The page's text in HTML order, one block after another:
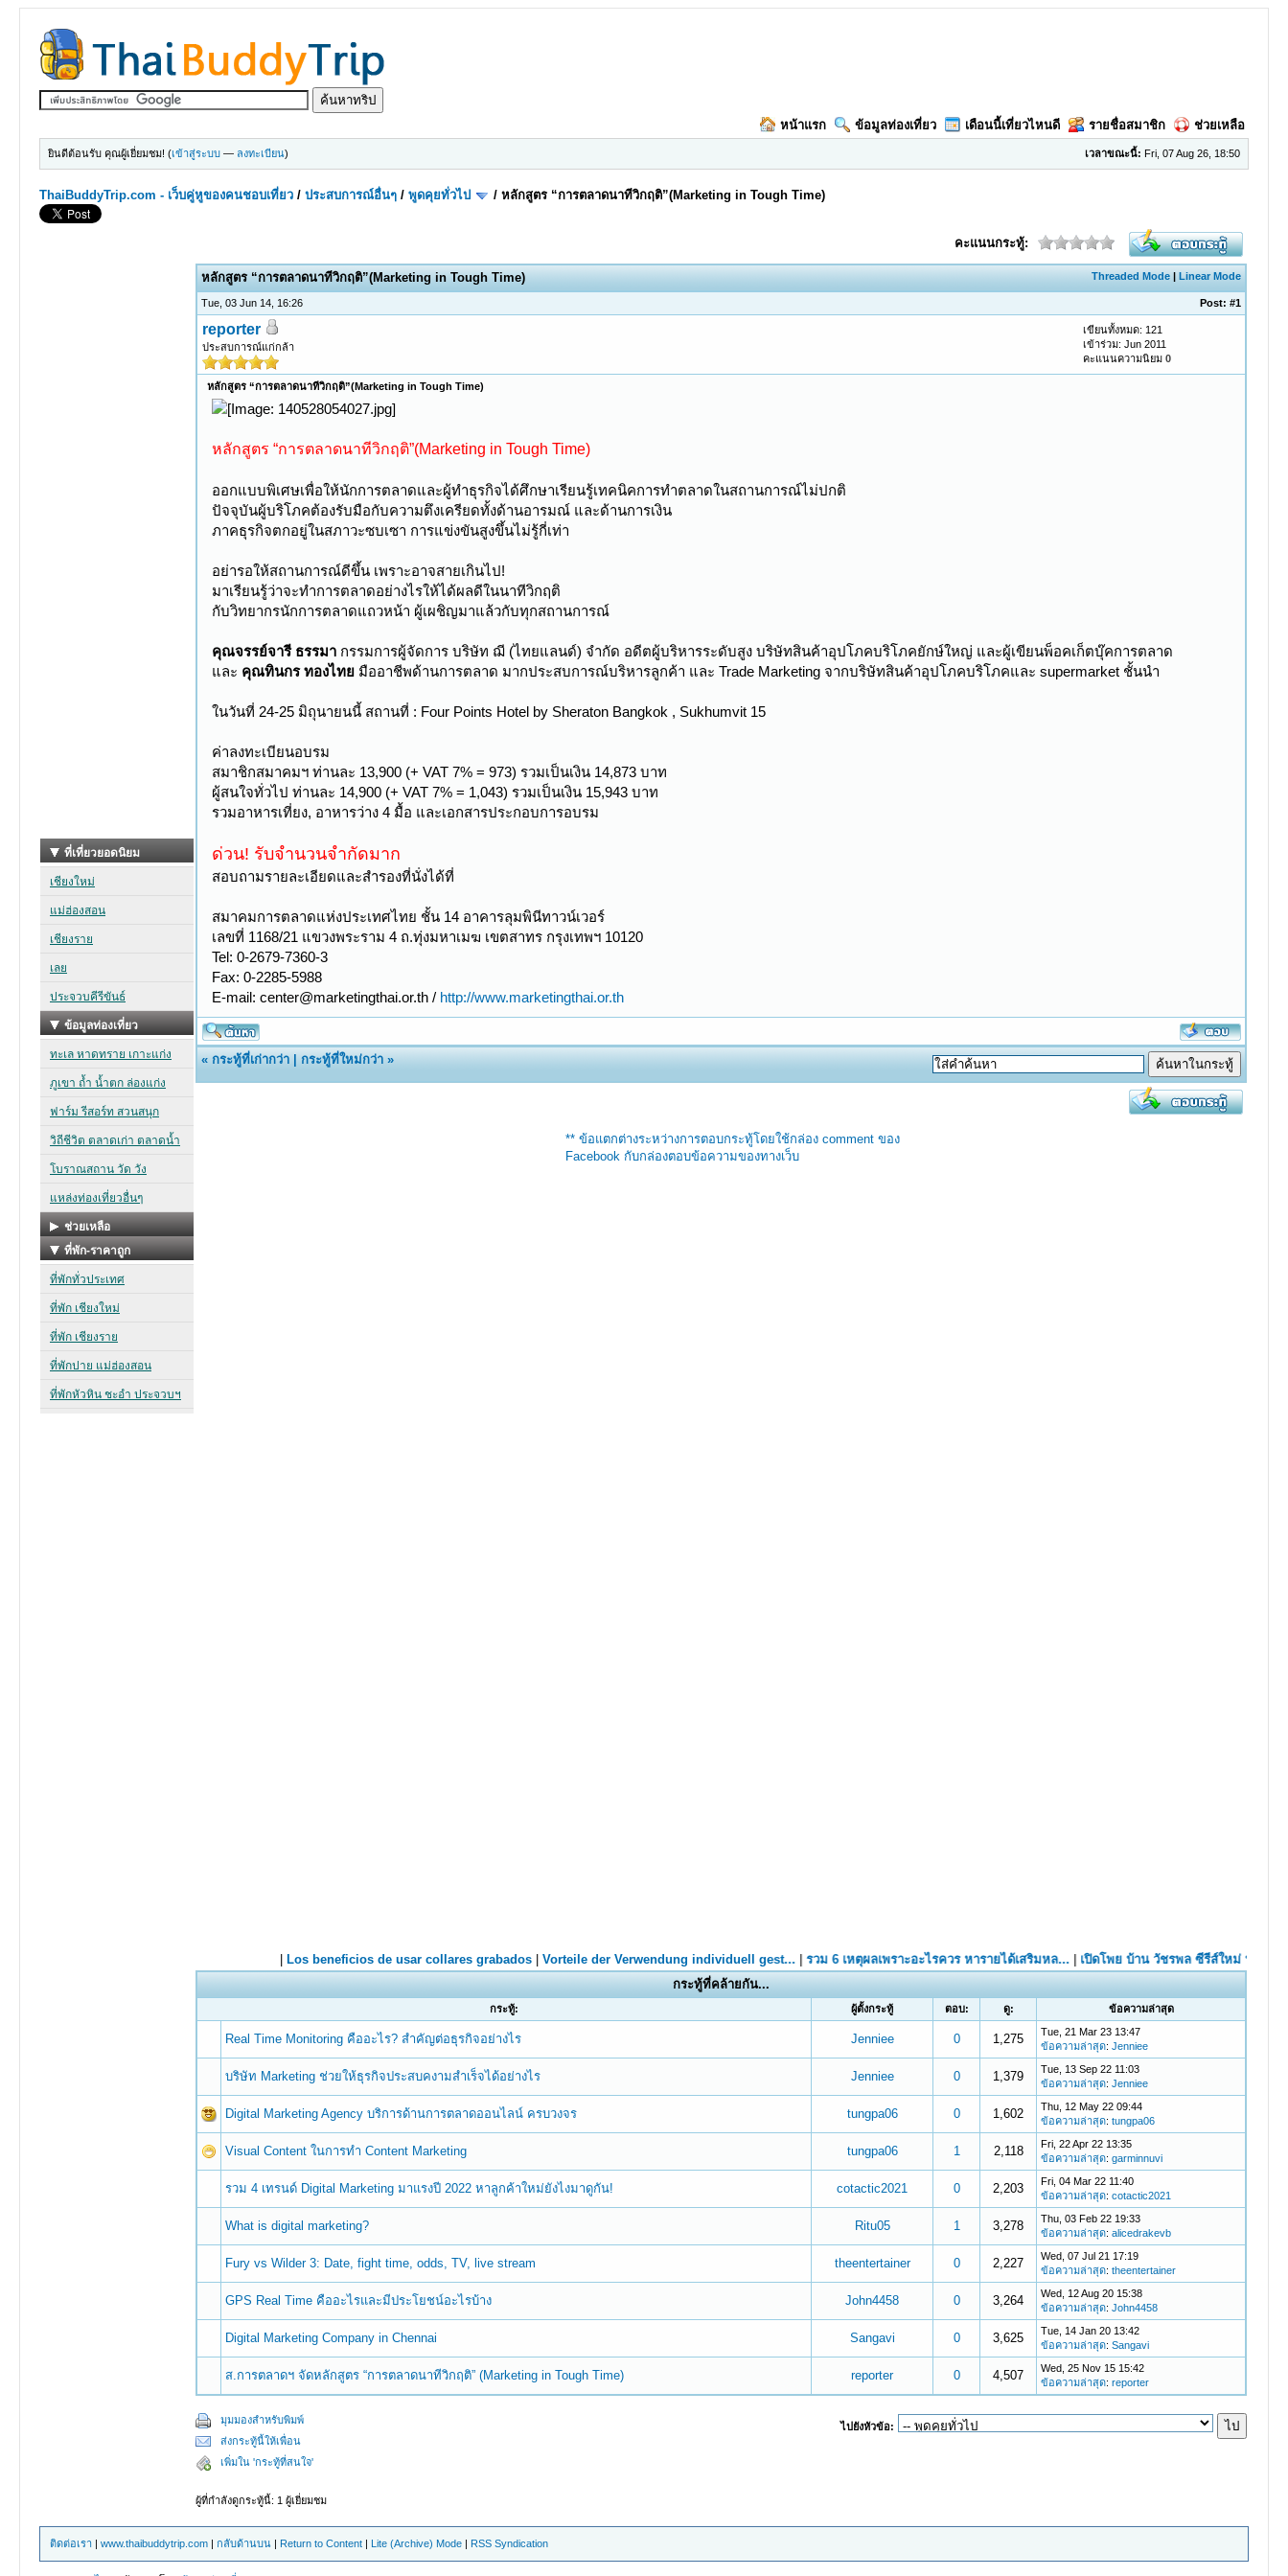
หน้าแรก ข้อมูลท่องเที่ยว เดือนนี้เที่ยวไหนดี รายชื่อสมาชิก ช่วยเหลือ
เวลาขณะนี้: Fri, 07 Aug 26, 18:50
ยินดีต้อนรับ คุณผู้เยี่ยมชม! (เข้าสู่ระบบ — ลงทะเบียน)
ThaiBuddyTrip.com - เว็บคู่หูของคนชอบเที่ยว /ประสบการณ์อื่นๆ /พูดคุยทั่วไป /หลักสูตร “การตลาดนาทีวิกฤติ”(Marketing in Tough Time)
คะแนนกระทู้:
Threaded Mode |Linear Mode
หลักสูตร “การตลาดนาทีวิกฤติ”(Marketing in Tough Time)
Tue, 03 Jun 14, 16:26 Post:#1
reporter
ประสบการณ์แก่กล้า
เขียนทั้งหมด: 121
เข้าร่วม: Jun 2011
คะแนนความนิยม0
หลักสูตร “การตลาดนาทีวิกฤติ”(Marketing in Tough Time)
หลักสูตร “การตลาดนาทีวิกฤติ”(Marketing in Tough Time)
ออกแบบพิเศษเพื่อให้นักการตลาดและผู้ทำธุรกิจได้ศึกษาเรียนรู้เทคนิคการทำตลาดในสถานการณ์ไม่ปกติ
ปัจจุบันผู้บริโภคต้องรับมือกับความตึงเครียดทั้งด้านอารมณ์ และด้านการเงิน
ภาคธุรกิจตกอยู่ในสภาวะซบเซา การแข่งขันสูงขึ้นไม่รู้กี่เท่า
อย่ารอให้สถานการณ์ดีขึ้น เพราะอาจสายเกินไป!
มาเรียนรู้ว่าจะทำการตลาดอย่างไรให้ได้ผลดีในนาทีวิกฤติ
กับวิทยากรนักการตลาดแถวหน้า ผู้เผชิญมาแล้วกับทุกสถานการณ์
คุณจรรย์จารี ธรรมา กรรมการผู้จัดการ บริษัท ฌี (ไทยแลนด์) จำกัด อดีตผู้บริหารระดับสูง บริษัทสินค้าอุปโภคบริโภคยักษ์ใหญ่ และผู้เขียนพ็อคเก็ตบุ๊คการตลาด
และ คุณทินกร ทองไทย มืออาชีพด้านการตลาด มากประสบการณ์บริหารลูกค้า และ Trade Marketing จากบริษัทสินค้าอุปโภคบริโภคและ supermarket ชั้นนำ
ในวันที่ 24-25 มิถุนายนนี้ สถานที่ : Four Points Hotel by Sheraton Bangkok , Sukhumvit 15
ค่าลงทะเบียนอบรม
สมาชิกสมาคมฯ ท่านละ 13,900 (+ VAT 7% = 973) รวมเป็นเงิน 14,873 บาท
ผู้สนใจทั่วไป ท่านละ 14,900 (+ VAT 7% = 1,043) รวมเป็นเงิน 15,943 บาท
รวมอาหารเที่ยง, อาหารว่าง 4 มื้อ และเอกสารประกอบการอบรม
ด่วน! รับจำนวนจำกัดมาก
สอบถามรายละเอียดและสำรองที่นั่งได้ที่
สมาคมการตลาดแห่งประเทศไทย ชั้น 14 อาคารลุมพินีทาวน์เวอร์
เลขที่ 1168/21 แขวงพระราม 4 ถ.ทุ่งมหาเมฆ เขตสาทร กรุงเทพฯ 10120
Tel: 0-2679-7360-3
Fax: 0-2285-5988
E-mail: center@marketingthai.or.th / http://www.marketingthai.or.th
«กระทู้ที่เก่ากว่า |กระทู้ที่ใหม่กว่า »
** ข้อแตกต่างระหว่างการตอบกระทู้โดยใช้กล่อง comment ของ
Facebook กับกล่องตอบข้อความของทางเว็บ
กระทู้ที่คล้ายกัน...
กระทู้: ผู้ตั้งกระทู้ ตอบ: ดู: ข้อความล่าสุด
Real Time Monitoring คืออะไร?​ สำคัญต่อธุรกิจอย่างไร Jenniee 0 1,275
Tue, 21 Mar 23 13:47
ข้อความล่าสุด:Jenniee
บริษัท Marketing ช่วยให้ธุรกิจประสบคงามสำเร็จได้อย่างไร Jenniee 0 1,379
Tue, 13 Sep 22 11:03
ข้อความล่าสุด:Jenniee
Digital Marketing Agency บริการด้านการตลาดออนไลน์ ครบวงจร tungpa06 0 1,602
Thu, 12 May 22 09:44
ข้อความล่าสุด:tungpa06
Visual Content ในการทำ Content Marketing tungpa06 1 2,118
Fri, 22 Apr 22 13:35
ข้อความล่าสุด:garminnuvi
รวม 4 เทรนด์ Digital Marketing มาแรงปี 2022 หาลูกค้าใหม่ยังไงมาดูกัน! cotactic2021 0 2,203
Fri, 04 Mar 22 11:40
ข้อความล่าสุด:cotactic2021
What is digital marketing? Ritu05 1 3,278
Thu, 03 Feb 22 19:33
ข้อความล่าสุด:alicedrakevb
Fury vs Wilder 3: Date, fight time, odds, TV, live stream theentertainer 0 2,227
Wed, 07 Jul 21 17:19
ข้อความล่าสุด:theentertainer
GPS Real Time คืออะไรและมีประโยชน์อะไรบ้าง John4458 0 3,264
Wed, 12 Aug 20 15:38
ข้อความล่าสุด:John4458
Digital Marketing Company in Chennai Sangavi 0 3,625
Tue, 14 Jan 20 13:42
ข้อความล่าสุด:Sangavi
ส.การตลาดฯ จัดหลักสูตร “การตลาดนาทีวิกฤติ” (Marketing in Tough Time) reporter 0 4,507
Wed, 25 Nov 15 15:42
ข้อความล่าสุด:reporter
มุมมองสำหรับพิมพ์
ส่งกระทู้นี้ให้เพื่อน
เพิ่มใน 'กระทู้ที่สนใจ'
ไปยังหัวข้อ:
ผู้ที่กำลังดูกระทู้นี้: 1 ผู้เยี่ยมชม
ติดต่อเรา |www.thaibuddytrip.com |กลับด้านบน | Return to Content | Lite (Archive) Mode | RSS Syndication